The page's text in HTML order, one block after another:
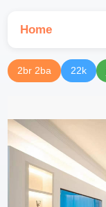
Home
2br 2ba 22k